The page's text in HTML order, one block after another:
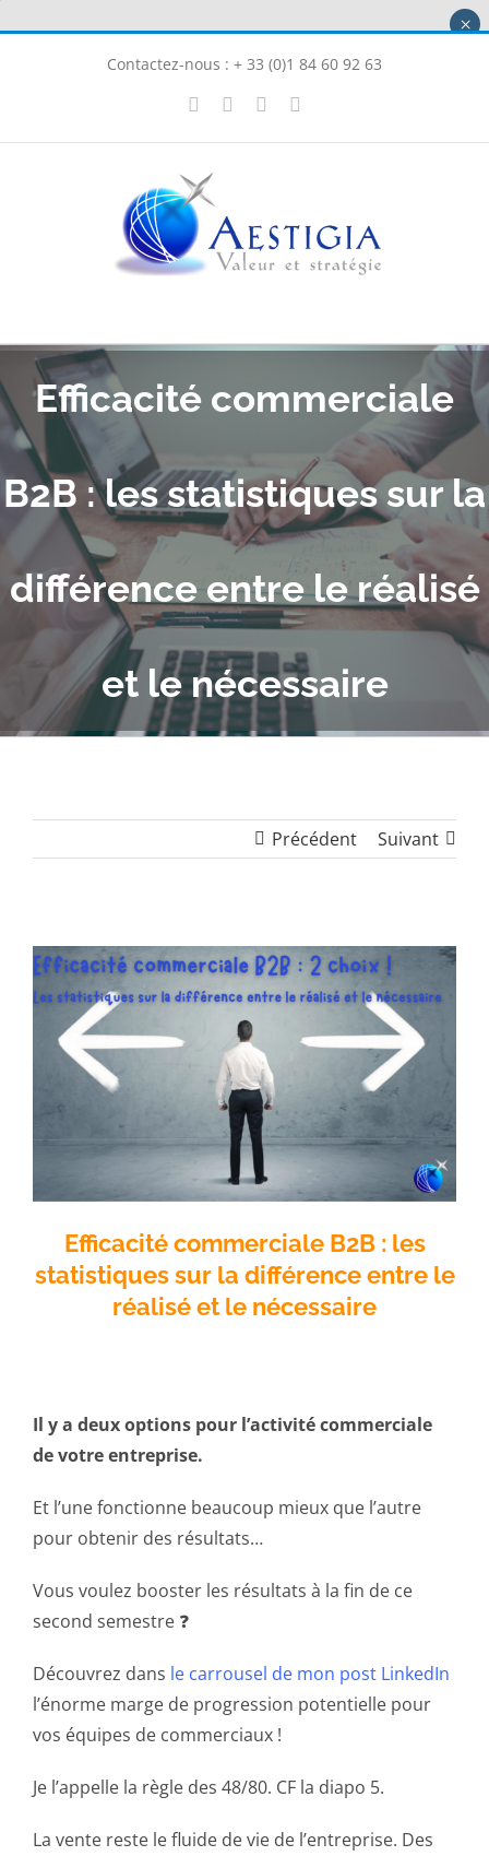
Contactez-nous : + 33 (0)1 84 60 92 63
LinkedInInstagram
Efficacité commerciale
B2B : les statistiques sur la
différence entre le réalisé
et le nécessaire
Précédent Suivant
Efficacité commerciale B2B : les
statistiques sur la différence entre le
réalisé et le nécessaire
Il y a deux options pour l’activité commerciale
de votre entreprise.
Et l’une fonctionne beaucoup mieux que l’autre
pour obtenir des résultats…
Vous voulez booster les résultats à la fin de ce
second semestre ❓
Découvrez dans le carrousel de mon post LinkedIn
l’énorme marge de progression potentielle pour
vos équipes de commerciaux !
Je l’appelle la règle des 48/80. CF la diapo 5.
La vente reste le fluide de vie de l’entreprise. Des
×